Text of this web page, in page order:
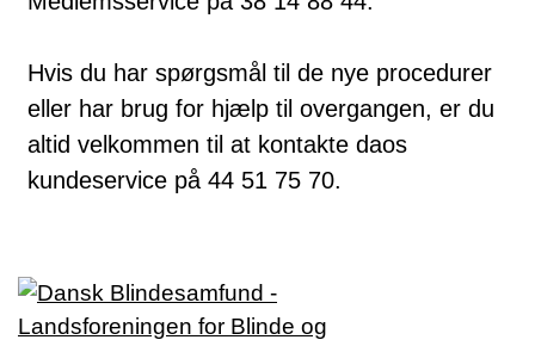
Hvis du har spørgsmål til de nye procedurer
eller har brug for hjælp til overgangen, er du
altid velkommen til at kontakte daos
kundeservice på 44 51 75 70.